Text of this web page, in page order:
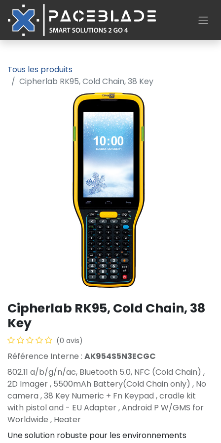
Tous les produits
Cipherlab RK95, Cold Chain, 38 Key
Cipherlab RK95, Cold Chain, 38
Key
(0 avis)
Référence Interne : AK954S5N3ECGC
802.11 a/b/g/n/ac, Bluetooth 5.0, NFC (Cold Chain) ,
2D Imager , 5500mAh Battery(Cold Chain only) , No
camera , 38 Key Numeric + Fn Keypad , cradle kit
with pistol and - EU Adapter , Android P W/GMS for
Worldwide , Heater
Une solution robuste pour les environnements